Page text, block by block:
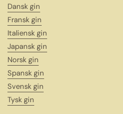
Dansk gin
Fransk gin
Italiensk gin
Japansk gin
Norsk gin
Spansk gin
Svensk gin
Tysk gin